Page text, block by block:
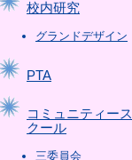
校内研究
グランドデザイン
PTA
コミュニティース
クール
三委員会